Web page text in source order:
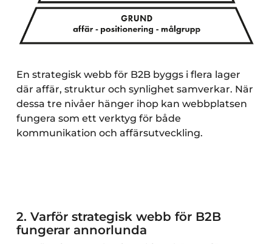
En strategisk webb för B2B byggs i flera lager
där affär, struktur och synlighet samverkar. När
dessa tre nivåer hänger ihop kan webbplatsen
fungera som ett verktyg för både
kommunikation och affärsutveckling.
2. Varför strategisk webb för B2B
fungerar annorlunda